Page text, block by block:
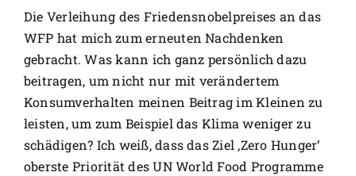
Die Verleihung des Friedensnobelpreises an das
WFP hat mich zum erneuten Nachdenken
gebracht. Was kann ich ganz persönlich dazu
beitragen, um nicht nur mit verändertem
Konsumverhalten meinen Beitrag im Kleinen zu
leisten, um zum Beispiel das Klima weniger zu
schädigen? Ich weiß, dass das Ziel ‚Zero Hunger‘
oberste Priorität des UN World Food Programme